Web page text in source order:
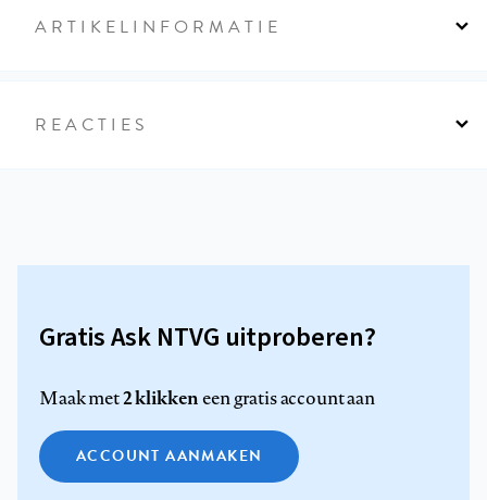
ARTIKELINFORMATIE
REACTIES
Gratis Ask NTVG uitproberen?
Maak met2 klikkeneen gratis account aan
ACCOUNT AANMAKEN